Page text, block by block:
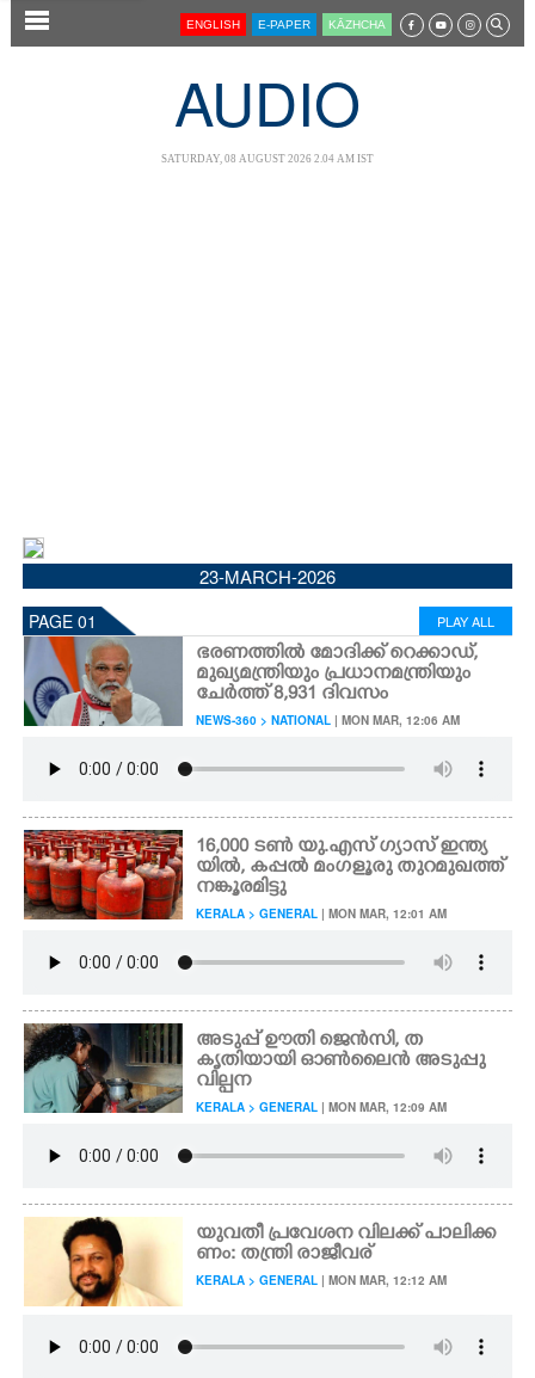
SECTIONS
CINEMA
OPINION
PHOTOS
LIFESTYLE
SPIRITUAL
INFO+
ART
ASTRO
CARTOONS
ZOOM
ENGLISH E-PAPER KĀZHCHA
AUDIO
SATURDAY, 08 AUGUST 2026 2.04 AM IST
23-MARCH-2026
PAGE 01 PLAY ALL
ഭരണത്തിൽ മോദിക്ക് റെക്കാഡ്,
മുഖ്യമന്ത്രിയും പ്രധാനമന്ത്രിയും
ചേർത്ത് 8,931 ദിവസം
NEWS-360 > NATIONAL | MON MAR, 12:06 AM
16,000 ടൺ യു.എസ് ഗ്യാസ് ഇന്ത്യ
യിൽ, കപ്പൽ മംഗളൂരു തുറമുഖത്ത്
നങ്കൂരമിട്ടു
KERALA > GENERAL | MON MAR, 12:01 AM
അടുപ്പ് ഊതി ജെൻസി, ത
കൃതിയായി ഓൺലൈൻ അടുപ്പു
വില്പന
KERALA > GENERAL | MON MAR, 12:09 AM
യുവതീ പ്രവേശന വിലക്ക് പാലിക്ക
ണം: തന്ത്രി രാജീവര്
KERALA > GENERAL | MON MAR, 12:12 AM